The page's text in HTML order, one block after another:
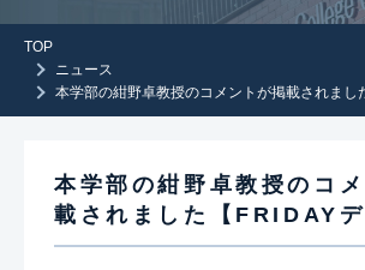
TOP
ニュース
本学部の紺野卓教授のコメントが掲載されまし
本学部の紺野卓教授のコ
載されました【FRIDAYデ